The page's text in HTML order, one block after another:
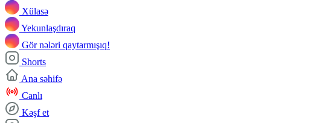
Xülasə
Yekunlaşdıraq
Gör nələri qaytarmışıq!
Shorts
Ana səhifə
Canlı
Kəşf et